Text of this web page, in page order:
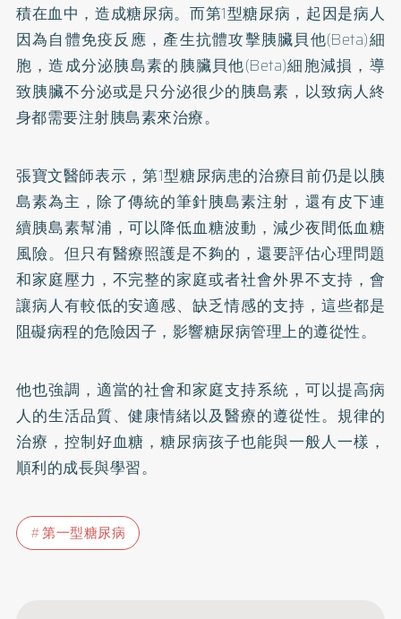
積在血中，造成糖尿病。而第1型糖尿病，起因是病人
因為自體免疫反應，產生抗體攻擊胰臟貝他(Beta)細
胞，造成分泌胰島素的胰臟貝他(Beta)細胞減損，導
致胰臟不分泌或是只分泌很少的胰島素，以致病人終
身都需要注射胰島素來治療。
張寶文醫師表示，第1型糖尿病患的治療目前仍是以胰
島素為主，除了傳統的筆針胰島素注射，還有皮下連
續胰島素幫浦，可以降低血糖波動，減少夜間低血糖
風險。但只有醫療照護是不夠的，還要評估心理問題
和家庭壓力，不完整的家庭或者社會外界不支持，會
讓病人有較低的安適感、缺乏情感的支持，這些都是
阻礙病程的危險因子，影響糖尿病管理上的遵從性。
他也強調，適當的社會和家庭支持系統，可以提高病
人的生活品質、健康情緒以及醫療的遵從性。規律的
治療，控制好血糖，糖尿病孩子也能與一般人一樣，
順利的成長與學習。
第一型糖尿病